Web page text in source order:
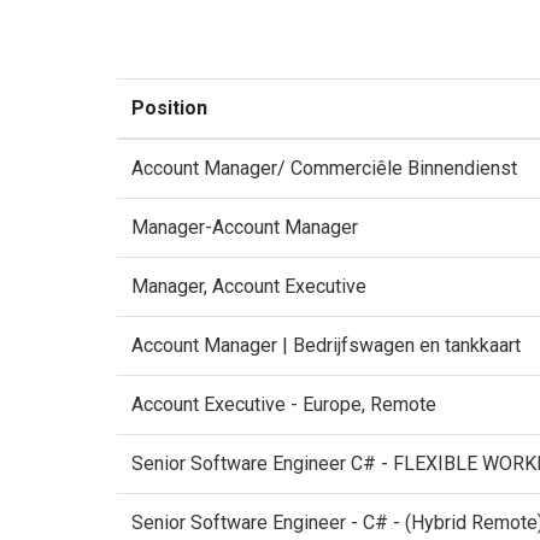
Position
Account Manager/ Commerciêle Binnendienst
Manager-Account Manager
Manager, Account Executive
Account Manager | Bedrijfswagen en tankkaart
Account Executive - Europe, Remote
Senior Software Engineer C# - FLEXIBLE
Senior Software Engineer - C# - (Hybrid